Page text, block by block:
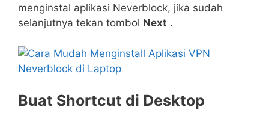
menginstal aplikasi Neverblock, jika sudah
selanjutnya tekan tombol Next .
Buat Shortcut di Desktop